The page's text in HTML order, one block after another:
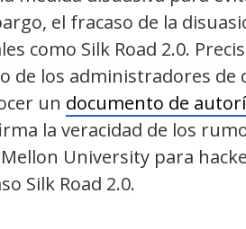
el fracaso de la
como Silk Road 2.0.
de los administradores de
un documento de
la veracidad de los
University para
Silk Road 2.0.